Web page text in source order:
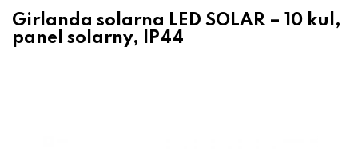
Girlanda solarna LED SOLAR – 10 kul,
panel solarny, IP44